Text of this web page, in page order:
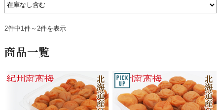
2件中1件～2件を表示
商品一覧